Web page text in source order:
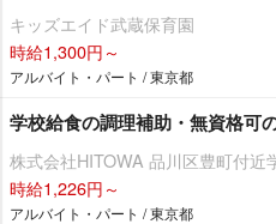
キッズエイド武蔵保育園
時給1,300円～
アルバイト・パート / 東京都
学校給食の調理補助・無資格可
株式会社HITOWA 品川区豊町付近
時給1,226円～
アルバイト・パート / 東京都